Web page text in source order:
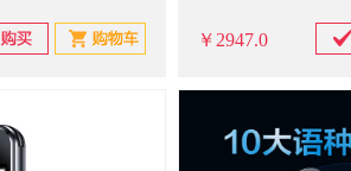
￥2947.0